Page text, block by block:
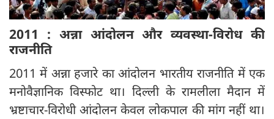
2011 : अन्ना आंदोलन और व्यवस्था-विरोध की
राजनीति
2011 में अन्ना हजारे का आंदोलन भारतीय राजनीति में एक
मनोवैज्ञानिक विस्फोट था। दिल्ली के रामलीला मैदान में
भ्रष्टाचार-विरोधी आंदोलन केवल लोकपाल की मांग नहीं था।